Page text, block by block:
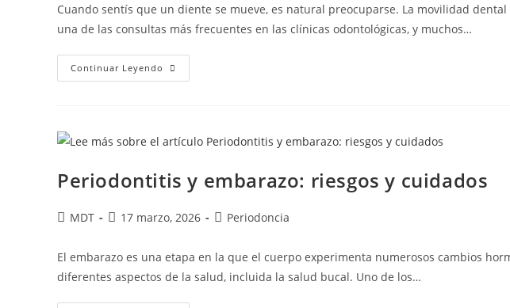
Cuando sentís que un diente se mueve, es natural preocuparse. La movilidad
una de las consultas más frecuentes en las clínicas odontológicas, y muchos…
Continuar Leyendo
Periodontitis y embarazo: riesgos y cuidados
MDT 17 marzo, 2026 Periodoncia
El embarazo es una etapa en la que el cuerpo experimenta numerosos cambios
diferentes aspectos de la salud, incluida la salud bucal. Uno de los…